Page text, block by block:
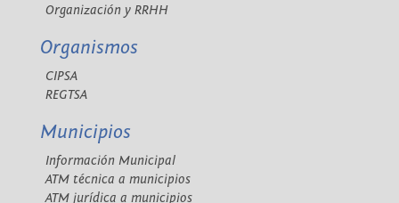
Organización y RRHH
Organismos
CIPSA
REGTSA
Municipios
Información Municipal
ATM técnica a municipios
ATM jurídica a municipios